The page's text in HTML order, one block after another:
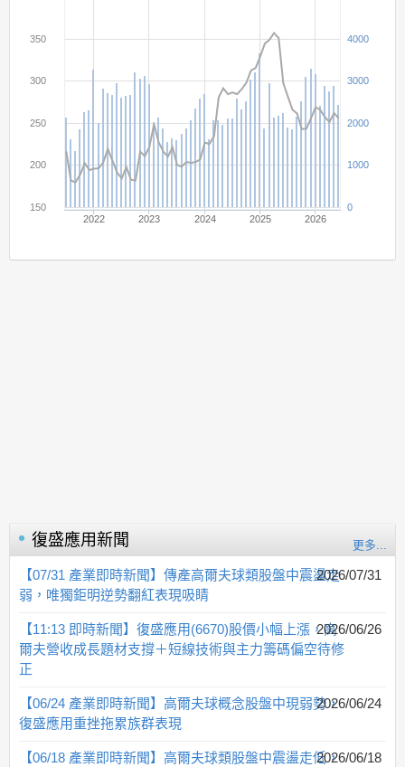
復盛應用新聞 更多...
【07/31 產業即時新聞】傳產高爾夫球類股盤中震盪走
弱，唯獨鉅明逆勢翻紅表現吸睛
2026/07/31
【11:13 即時新聞】復盛應用(6670)股價小幅上漲，高
爾夫營收成長題材支撐＋短線技術與主力籌碼偏空待修
正
2026/06/26
【06/24 產業即時新聞】高爾夫球概念股盤中現弱勢，
復盛應用重挫拖累族群表現
2026/06/24
【06/18 產業即時新聞】高爾夫球類股盤中震盪走低，2026/06/18